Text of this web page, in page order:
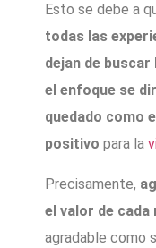
Esto se debe a
todas las
dejan de
el enfoque se
quedado como
positivo para la
Precisamente,
el valor de cada
agradable como